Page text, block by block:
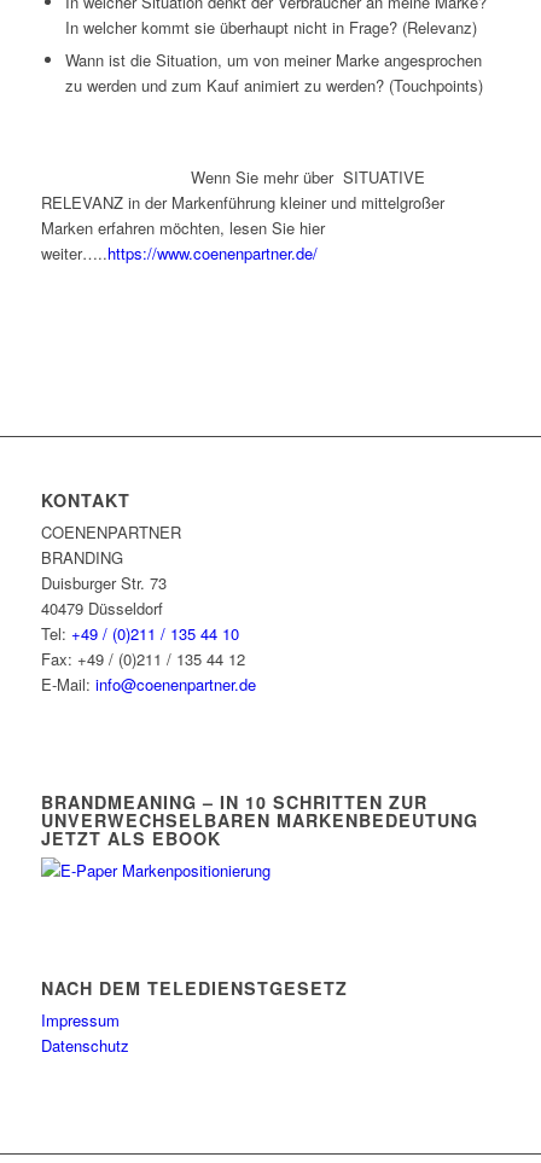
In welcher kommt sie überhaupt nicht in Frage? (Relevanz)
Wann ist die Situation, um von meiner Marke angesprochen
zu werden und zum Kauf animiert zu werden? (Touchpoints)
Wenn Sie mehr über SITUATIVE
RELEVANZ in der Markenführung kleiner und mittelgroßer
Marken erfahren möchten, lesen Sie hier
weiter…..https://www.coenenpartner.de/
KONTAKT
COENENPARTNER
BRANDING
Duisburger Str. 73
40479 Düsseldorf
Tel: +49 / (0)211 / 135 44 10
Fax: +49 / (0)211 / 135 44 12
E-Mail: info@coenenpartner.de
BRANDMEANING – IN 10 SCHRITTEN ZUR
UNVERWECHSELBAREN MARKENBEDEUTUNG
JETZT ALS EBOOK
NACH DEM TELEDIENSTGESETZ
Impressum
Datenschutz